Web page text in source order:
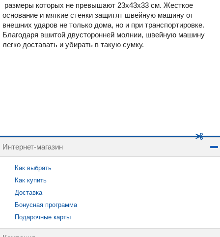
размеры которых не превышают 23х43х33 см. Жесткое
основание и мягкие стенки защитят швейную машину от
внешних ударов не только дома, но и при транспортировке.
Благодаря вшитой двусторонней молнии, швейную машину
легко доставать и убирать в такую сумку.
Интернет-магазин
Как выбрать
Как купить
Доставка
Бонусная программа
Подарочные карты